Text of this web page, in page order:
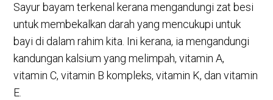
Sayur bayam terkenal kerana mengandungi zat besi
untuk membekalkan darah yang mencukupi untuk
bayi di dalam rahim kita. Ini kerana, ia mengandungi
kandungan kalsium yang melimpah, vitamin A,
vitamin C, vitamin B kompleks, vitamin K, dan vitamin
E.